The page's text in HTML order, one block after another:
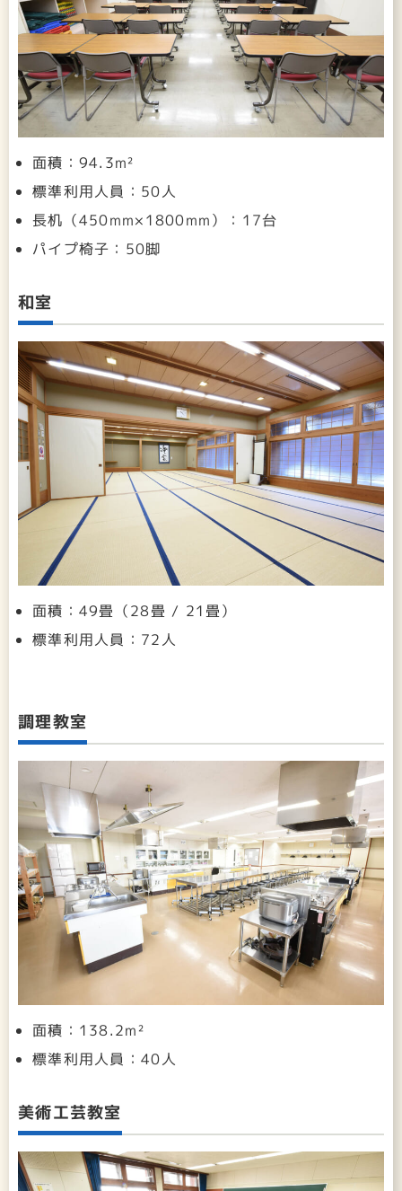
面積：94.3m²
標準利用人員：50人
長机（450mm×1800mm）：17台
パイプ椅子：50脚
和室
面積：49畳（28畳 / 21畳）
標準利用人員：72人
調理教室
面積：138.2m²
標準利用人員：40人
美術工芸教室